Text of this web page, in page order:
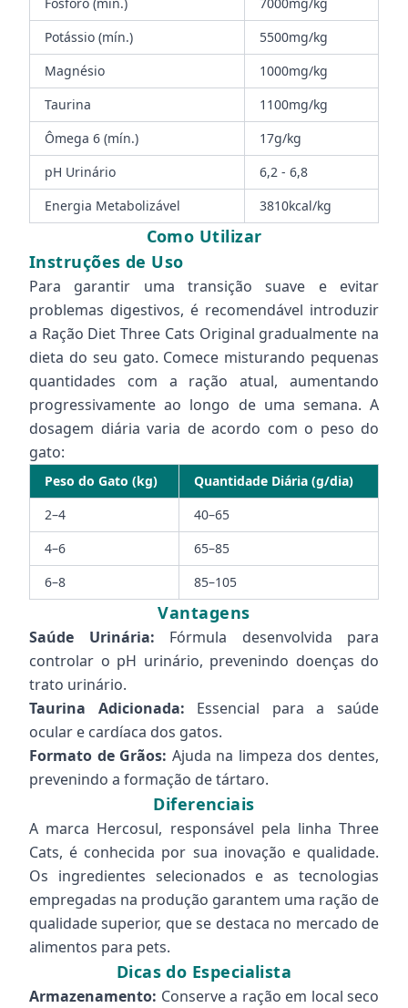
Potássio (mín.)
5500mg/kg
Magnésio
1000mg/kg
Taurina
1100mg/kg
Ômega 6 (mín.)
17g/kg
pH Urinário
6,2 - 6,8
Energia Metabolizável
3810kcal/kg
Como Utilizar
Instruções de Uso
Para garantir uma transição suave e evitar
problemas digestivos, é recomendável introduzir
a Ração Diet Three Cats Original gradualmente na
dieta do seu gato. Comece misturando pequenas
quantidades com a ração atual, aumentando
progressivamente ao longo de uma semana. A
dosagem diária varia de acordo com o peso do
gato:
Peso do Gato (kg)
Quantidade Diária (g/dia)
2–4
40–65
4–6
65–85
6–8
85–105
Vantagens
Saúde Urinária: Fórmula desenvolvida para
controlar o pH urinário, prevenindo doenças do
trato urinário.
Taurina Adicionada: Essencial para a saúde
ocular e cardíaca dos gatos.
Formato de Grãos: Ajuda na limpeza dos dentes,
prevenindo a formação de tártaro.
Diferenciais
A marca Hercosul, responsável pela linha Three
Cats, é conhecida por sua inovação e qualidade.
Os ingredientes selecionados e as tecnologias
empregadas na produção garantem uma ração de
qualidade superior, que se destaca no mercado de
alimentos para pets.
Dicas do Especialista
Armazenamento: Conserve a ração em local seco